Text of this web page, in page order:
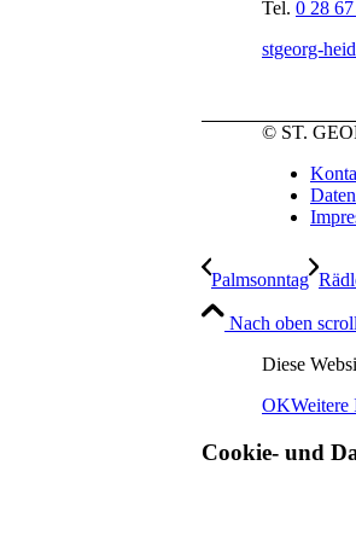
Tel. 0 28
stgeorg-
© ST.
Palmsonntag
Nach oben
Diese
OKWeitere
Cookie- und